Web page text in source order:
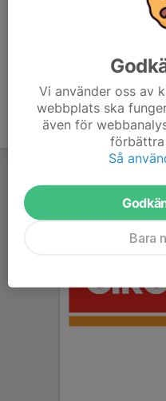
Vi använder oss av
webbplats ska
även för
förbättra
Så
Bara